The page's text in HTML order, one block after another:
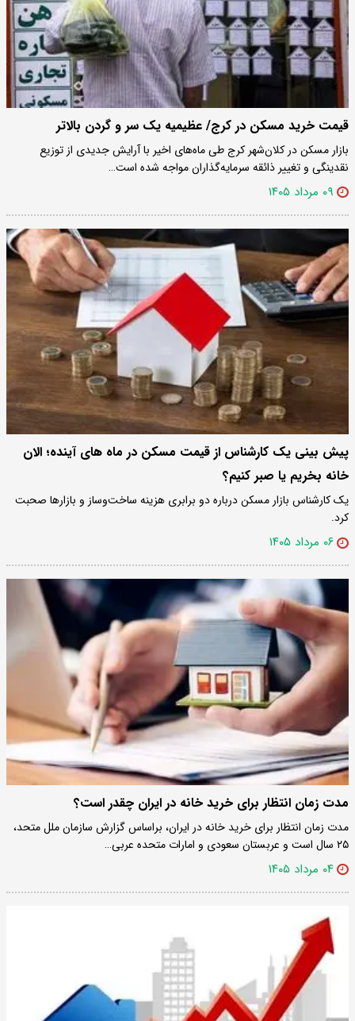
قیمت خرید مسکن در کرج/ عظیمیه یک سر و گردن بالاتر
بازار مسکن در کلان‌شهر کرج طی ماه‌های اخیر با آرایش جدیدی از توزیع
نقدینگی و تغییر ذائقه سرمایه‌گذاران مواجه شده است…
۰۹ مرداد ۱۴۰۵
پیش بینی یک کارشناس از قیمت مسکن در ماه های آینده؛ الان
خانه بخریم یا صبر کنیم؟
یک کارشناس بازار مسکن درباره دو برابری هزینه ساخت‌وساز و بازارها صحبت
کرد.
۰۶ مرداد ۱۴۰۵
مدت زمان انتظار برای خرید خانه در ایران چقدر است؟
مدت زمان انتظار برای خرید خانه در ایران، براساس گزارش سازمان ملل متحد،
۲۵ سال است و عربستان سعودی و امارات متحده عربی…
۰۴ مرداد ۱۴۰۵